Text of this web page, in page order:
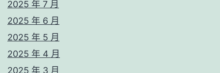
2025 年 7 月
2025 年 6 月
2025 年 5 月
2025 年 4 月
2025 年 3 月